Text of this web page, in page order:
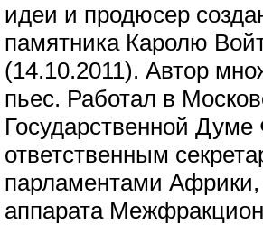
идеи и продюсер
памятника Каролю
(14.10.2011). Автор
пьес. Работал в
Государственной
ответственным
парламентами Африки,
аппарата